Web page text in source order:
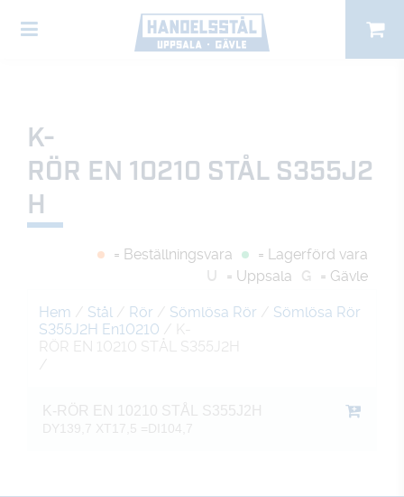
K-
RÖR EN 10210 STÅL S355J2
H
= Beställningsvara
= Lagerförd vara
U
= Uppsala G = Gävle
Hem / Stål / Rör / Sömlösa Rör / Sömlösa Rör
S355J2H En10210 / K-
RÖR EN 10210 STÅL S355J2H
/
K-RÖR EN 10210 STÅL S355J2H
DY139,7 XT17,5 =DI104,7